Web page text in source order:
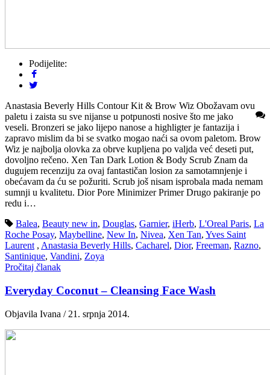
Podijelite:
Anastasia Beverly Hills Contour Kit & Brow Wiz Obožavam ovu
paletu i zaista su sve nijanse u potpunosti nosive što me jako
veseli. Bronzeri se jako lijepo nanose a highligter je fantazija i
zapravo mislim da bi se svatko mogao naći sa ovom paletom. Brow
Wiz je najbolja olovka za obrve kupljena po valjda već deseti put,
dovoljno rečeno. Xen Tan Dark Lotion & Body Scrub Znam da
dugujem recenziju za ovaj fantastičan losion za samotamnjenje i
obećavam da ću se požuriti. Scrub još nisam isprobala mada nemam
sumnji u kvalitetu. Dior Pore Minimizer Primer Drugo pakiranje po
redu i…
Balea, Beauty new in, Douglas, Garnier, iHerb, L'Oreal Paris, La
Roche Posay, Maybelline, New In, Nivea, Xen Tan, Yves Saint
Laurent , Anastasia Beverly Hills, Cacharel, Dior, Freeman, Razno,
Santinique, Vandini, Zoya
Pročitaj članak
Everyday Coconut – Cleansing Face Wash
Objavila Ivana / 21. srpnja 2014.